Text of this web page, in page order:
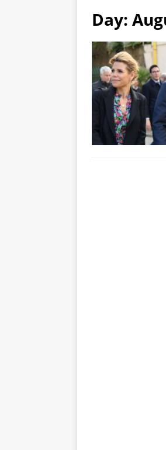
Day: